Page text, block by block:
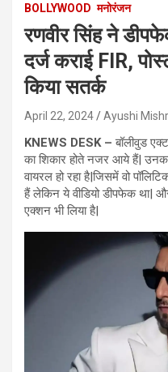
BOLLYWOOD मनोरंजन
रणवीर सिंह ने
दर्ज कराई FIR,
किया सतर्क
April 22, 2024 Ayushi
KNEWS DESK – बॉलीवुड
का शिकार होते नजर आये हैं|
वायरल हो रहा है|जिसमें वो
हैं लेकिन ये वीडियो डीपफेक था|
एक्शन भी लिया है|